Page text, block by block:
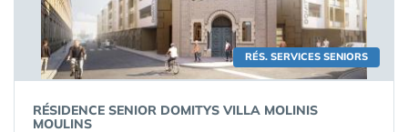
RÉS. SERVICES SENIORS
RÉSIDENCE SENIOR DOMITYS VILLA MOLINIS
MOULINS